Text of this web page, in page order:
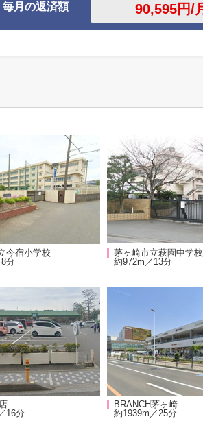
毎月の返済額
今宿小学校
分
茅ヶ崎市立萩園中学校
約972m／13分
16分
BRANCH茅ヶ崎
約1939m／25分